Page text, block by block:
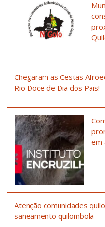
Chegaram as Cestas
Rio Doce de Dia dos Pais!
em
Atenção comunidades
saneamento quilombola